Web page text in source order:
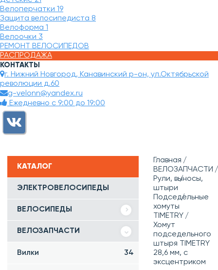
Велоперчатки 19
Защита велосипедиста 8
Велоформа 1
Велоочки 3
РЕМОНТ ВЕЛОСИПЕДОВ
РАСПРОДАЖА
КОНТАКТЫ
г. Нижний Новгород, Канавинский р-он, ул.Октябрьской
революции д.60
g-velonn@yandex.ru
Ежедневно с 9:00 до 19:00
КАТАЛОГ
ЭЛЕКТРОВЕЛОСИПЕДЫ
ВЕЛОСИПЕДЫ
ВЕЛОЗАПЧАСТИ
Вилки 34
Главная
ВЕЛОЗАПЧАСТИ
Рули, выносы,
штыри
Подседельные
хомуты
TIMETRY
Хомут
подседельного
штыря TIMETRY
28,6 мм, с
эксцентриком